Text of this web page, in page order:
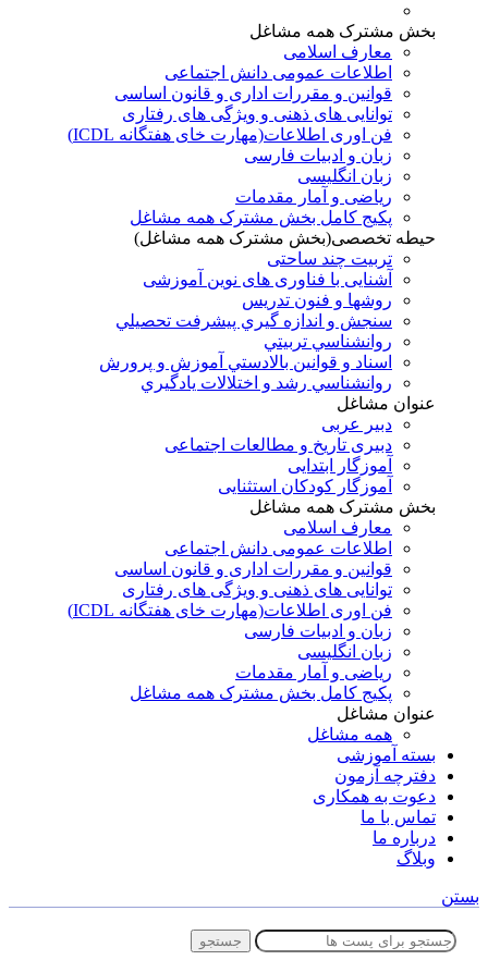
بخش مشترک همه مشاغل
معارف اسلامی
اطلاعات عمومی دانش اجتماعی
قوانین و مقررات اداری و قانون اساسی
توانایی های ذهنی و ویژگی های رفتاری
فن اوری اطلاعات(مهارت خای هفتگانه ICDL)
زبان و ادبیات فارسی
زبان انگلیسی
ریاضی و آمار مقدمات
پکیج کامل بخش مشترک همه مشاغل
حیطه تخصصی(بخش مشترک همه مشاغل)
تربیت چند ساحتی
آشنایی با فناوری های نوین آموزشی
روشها و فنون تدريس
سنجش و اندازه گيري پيشرفت تحصيلي
روانشناسي تربيتي
اسناد و قوانين بالادستي آموزش و پرورش
روانشناسي رشد و اختلالات يادگيري
عنوان مشاغل
دبير عربی
دبیری تاریخ و مطالعات اجتماعی
آموزگار ابتدایی
آموزگار کودکان استثنایی
بخش مشترک همه مشاغل
معارف اسلامی
اطلاعات عمومی دانش اجتماعی
قوانین و مقررات اداری و قانون اساسی
توانایی های ذهنی و ویژگی های رفتاری
فن اوری اطلاعات(مهارت خای هفتگانه ICDL)
زبان و ادبیات فارسی
زبان انگلیسی
ریاضی و آمار مقدمات
پکیج کامل بخش مشترک همه مشاغل
عنوان مشاغل
همه مشاغل
بسته آموزشی
دفترچه آزمون
دعوت به همکاری
تماس با ما
درباره ما
وبلاگ
بستن
جستجو